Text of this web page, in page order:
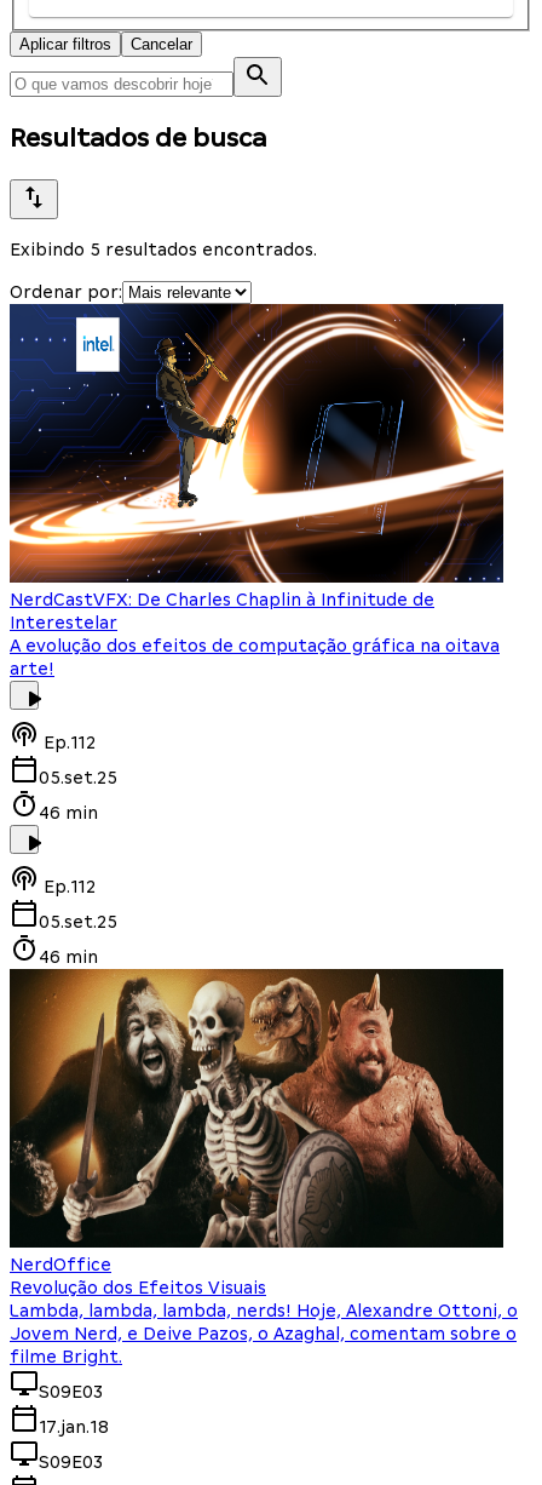
Aplicar filtros Cancelar
Resultados de busca
Exibindo 5 resultados encontrados.
Ordenar por:
NerdCastVFX: De Charles Chaplin à Infinitude de
Interestelar
A evolução dos efeitos de computação gráfica na oitava
arte!
Ep.112
05.set.25
46 min
Ep.112
05.set.25
46 min
NerdOffice
Revolução dos Efeitos Visuais
Lambda, lambda, lambda, nerds! Hoje, Alexandre Ottoni, o
Jovem Nerd, e Deive Pazos, o Azaghal, comentam sobre o
filme Bright.
S09E03
17.jan.18
S09E03